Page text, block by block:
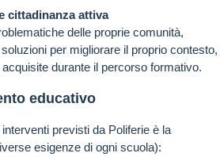
cittadinanza attiva
delle proprie comunità,
per migliorare il proprio contesto,
durante il percorso formativo.
educativo
previsti da Poliferie è la
esigenze di ogni scuola):